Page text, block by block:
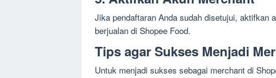
Jika pendaftaran Anda sudah disetujui, aktifkan
berjualan di Shopee Food.
Tips agar Sukses Menjadi
Untuk menjadi sukses sebagai merchant di